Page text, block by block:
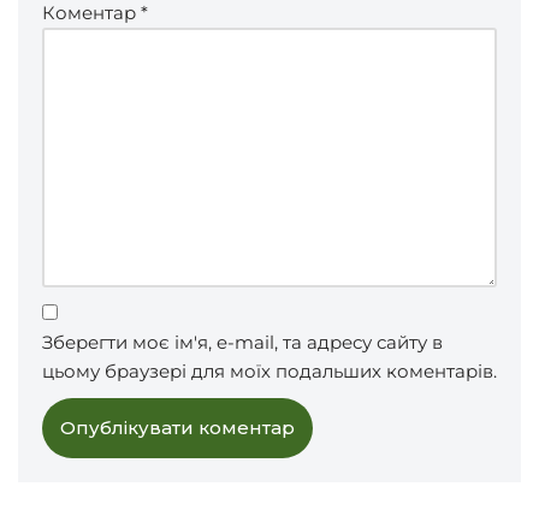
Коментар *
Зберегти моє ім'я, e-mail, та адресу сайту в
цьому браузері для моїх подальших коментарів.